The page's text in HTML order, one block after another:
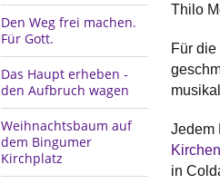
Den Weg frei machen.
Für Gott.
Das Haupt erheben -
den Aufbruch wagen
Weihnachtsbaum auf
dem Bingumer
Kirchplatz
Thilo
Für
Jedem
in